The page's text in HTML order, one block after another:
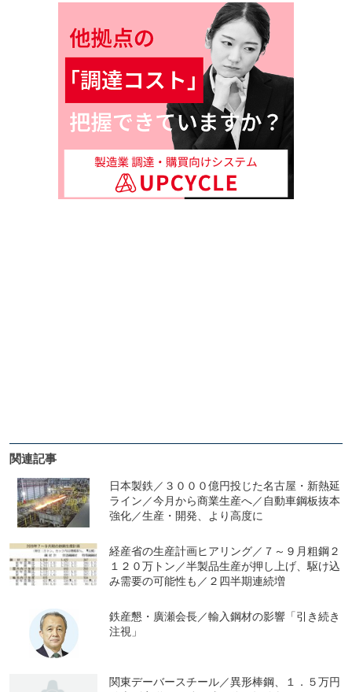
関連記事
日本製鉄／３０００億円投じた名古屋・新熱延
ライン／今月から商業生産へ／自動車鋼板抜本
強化／生産・開発、より高度に
経産省の生産計画ヒアリング／７～９月粗鋼２
１２０万トン／半製品生産が押し上げ、駆け込
み需要の可能性も／２四半期連続増
鉄産懇・廣瀬会長／輸入鋼材の影響「引き続き
注視」
関東デーバースチール／異形棒鋼、１．５万円